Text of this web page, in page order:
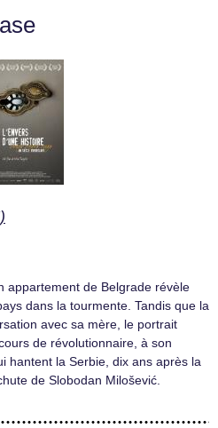
appartement de Belgrade révèle
dans la tourmente. Tandis que la
avec sa mère, le portrait
de révolutionnaire, à son
hantent la Serbie, dix ans après la
de Slobodan Milošević.